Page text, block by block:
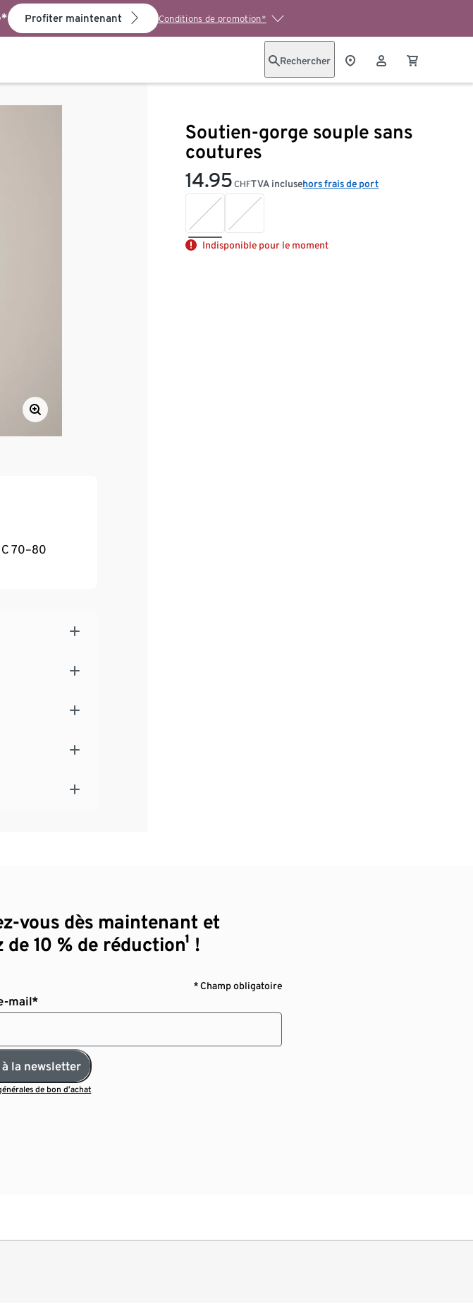
Profiter maintenant Conditions de promotion*
Rechercher
Soutien-gorge souple sans
coutures
14.95 CHFTVA inclusehors frais de port
Indisponible pour le moment
70–80
vous dès maintenant et
10 % de réduction¹ !
* Champ obligatoire
mail*
la newsletter
de bon d’achat